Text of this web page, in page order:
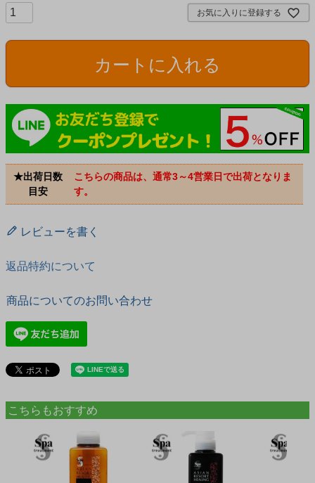
お気に入りに登録する
カートに入れる
★出荷日数
目安
こちらの商品は、通常3～4営業日で出荷となりま
す。
レビューを書く
返品特約について
商品についてのお問い合わせ
こちらもおすすめ